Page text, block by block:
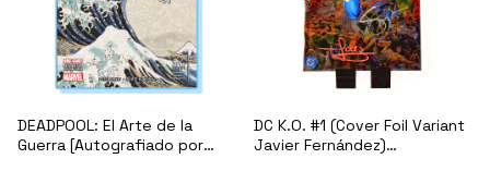
DEADPOOL: El Arte de la
Guerra [Autografiado por
DC K.O. #1 (Cover Foil Variant
Javier Fernández)